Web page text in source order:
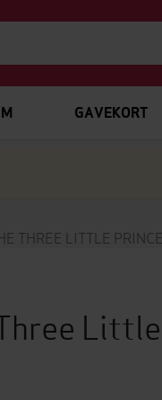
GAVEKORT
THREE LITTLE